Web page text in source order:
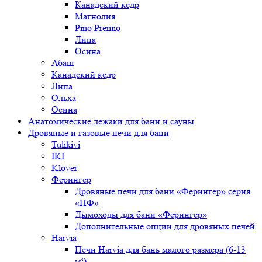
Канадский кедр
Магнолия
Pino Premio
Липа
Осина
Абаш
Канадский кедр
Липа
Ольха
Осина
Анатомические лежаки для бани и сауны
Дровяные и газовые печи для бани
Tulikivi
IKI
Klover
Ферингер
Дровяные печи для бани «Ферингер» серия
«ПФ»
Дымоходы для бани «Ферингер»
Дополнительные опции для дровяных печей
Harvia
Печи Harvia для бань малого размера (6-13